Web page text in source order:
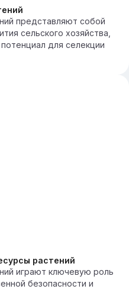
представляют собой
сельского хозяйства,
для селекции
растений
играют ключевую роль
безопасности и